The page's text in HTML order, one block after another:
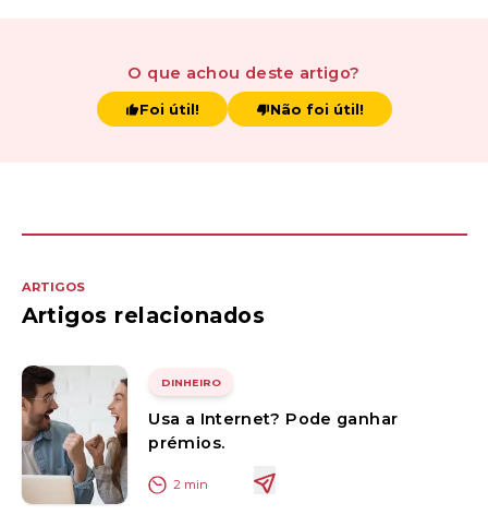
O que achou deste artigo?
Foi útil! Não foi útil!
ARTIGOS
Artigos relacionados
DINHEIRO
Usa a Internet? Pode ganhar
prémios.
2 min